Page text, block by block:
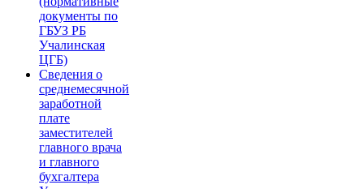
документы по
ГБУЗ РБ
Учалинская
ЦГБ)
Сведения о
среднемесячной
заработной
плате
заместителей
главного врача
и главного
бухгалтера